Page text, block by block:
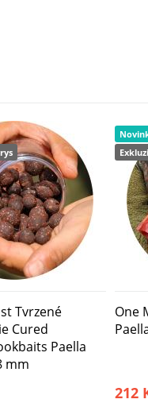
Tvrzené
Cured
Paella
mm
One
212